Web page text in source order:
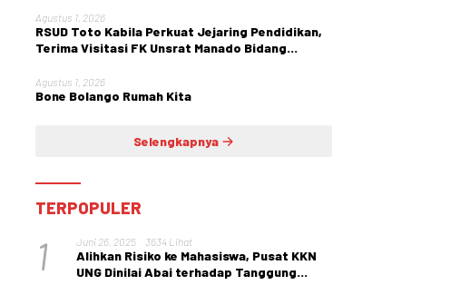
Agustus 1, 2026
RSUD Toto Kabila Perkuat Jejaring Pendidikan,
Terima Visitasi FK Unsrat Manado Bidang
Agustus 1, 2026
Bone Bolango Rumah Kita
Selengkapnya
TERPOPULER
1 Juni 26, 2025 3634 Lihat
Alihkan Risiko ke Mahasiswa, Pusat KKN
UNG Dinilai Abai terhadap Tanggung